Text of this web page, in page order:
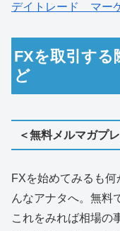
デイトレード マー
FXを取引する
ど
＜無料メルマガプ
FXを始めてみるも
んなアナタへ。無料
これをみれば相場の